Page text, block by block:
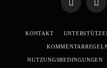
Telegram
KONTAKT
NUTZUNGSBEDINGUNGEN